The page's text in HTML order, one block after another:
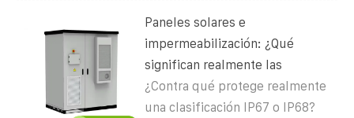
Paneles solares e
impermeabilización: ¿Qué
significan realmente las
¿Contra qué protege realmente
una clasificación IP67 o IP68?